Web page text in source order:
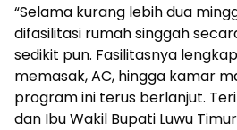
“Selama kurang lebih dua
difasilitasi rumah singgah
sedikit pun. Fasilitasnya
memasak, AC, hingga kamar
program ini terus berlanjut.
dan Ibu Wakil Bupati Luwu